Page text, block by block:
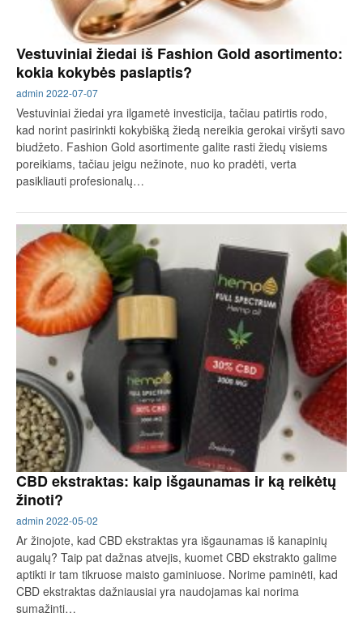
Vestuviniai žiedai iš Fashion Gold asortimento:
kokia kokybės paslaptis?
admin 2022-07-07
Vestuviniai žiedai yra ilgametė investicija, tačiau patirtis rodo,
kad norint pasirinkti kokybišką žiedą nereikia gerokai viršyti savo
biudžeto. Fashion Gold asortimente galite rasti žiedų visiems
poreikiams, tačiau jeigu nežinote, nuo ko pradėti, verta
pasikliauti profesionalų…
CBD ekstraktas: kaip išgaunamas ir ką reikėtų
žinoti?
admin 2022-05-02
Ar žinojote, kad CBD ekstraktas yra išgaunamas iš kanapinių
augalų? Taip pat dažnas atvejis, kuomet CBD ekstrakto galime
aptikti ir tam tikruose maisto gaminiuose. Norime paminėti, kad
CBD ekstraktas dažniausiai yra naudojamas kai norima
sumažinti…